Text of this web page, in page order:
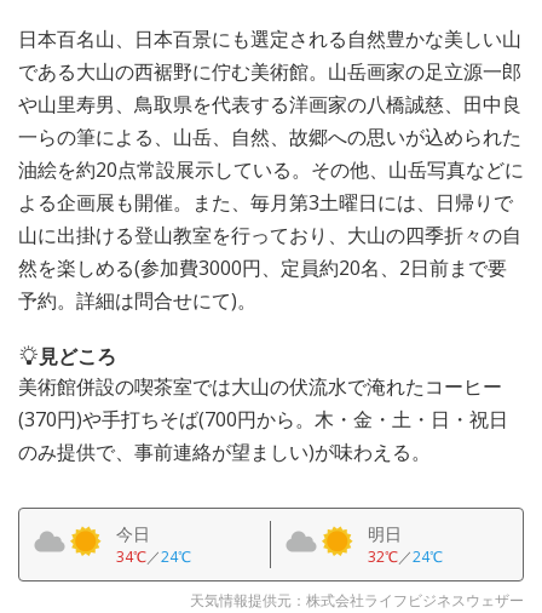
日本百名山、日本百景にも選定される自然豊かな美しい山
である大山の西裾野に佇む美術館。山岳画家の足立源一郎
や山里寿男、鳥取県を代表する洋画家の八橋誠慈、田中良
一らの筆による、山岳、自然、故郷への思いが込められた
油絵を約20点常設展示している。その他、山岳写真などに
よる企画展も開催。また、毎月第3土曜日には、日帰りで
山に出掛ける登山教室を行っており、大山の四季折々の自
然を楽しめる(参加費3000円、定員約20名、2日前まで要
予約。詳細は問合せにて)。
見どころ
美術館併設の喫茶室では大山の伏流水で淹れたコーヒー
(370円)や手打ちそば(700円から。木・金・土・日・祝日
のみ提供で、事前連絡が望ましい)が味わえる。
今日
34℃／24℃
明日
32℃／24℃
天気情報提供元：株式会社ライフビジネスウェザー